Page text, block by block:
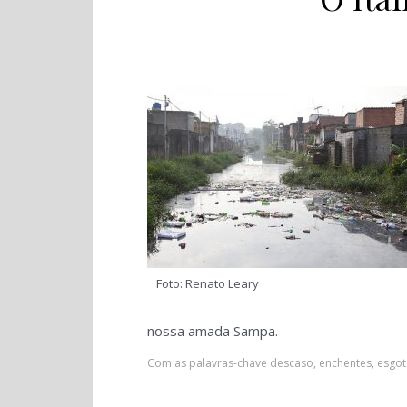
Foto: Renato Leary
nossa amada Sampa.
Com as palavras-chave descaso, enchentes,